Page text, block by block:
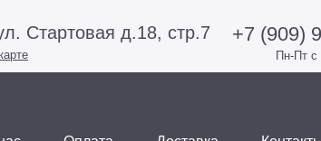
Стартовая д.18, стр.7 +7 (909)
Пн-Пт с